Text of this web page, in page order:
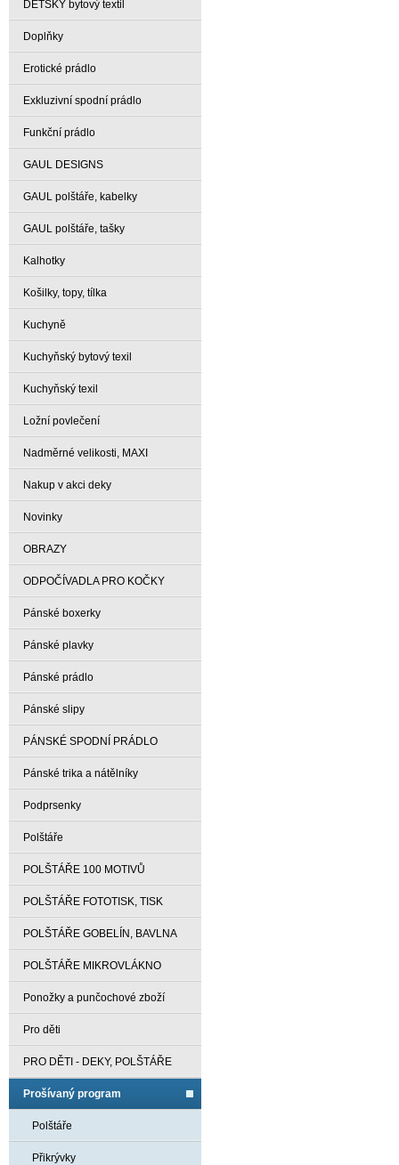
DĚTSKÝ bytový textil
Doplňky
Erotické prádlo
Exkluzivní spodní prádlo
Funkční prádlo
GAUL DESIGNS
GAUL polštáře, kabelky
GAUL polštáře, tašky
Kalhotky
Košilky, topy, tílka
Kuchyně
Kuchyňský bytový texil
Kuchyňský texil
Ložní povlečení
Nadměrné velikosti, MAXI
Nakup v akci deky
Novinky
OBRAZY
ODPOČÍVADLA PRO KOČKY
Pánské boxerky
Pánské plavky
Pánské prádlo
Pánské slipy
PÁNSKÉ SPODNÍ PRÁDLO
Pánské trika a nátělníky
Podprsenky
Polštáře
POLŠTÁŘE 100 MOTIVŮ
POLŠTÁŘE FOTOTISK, TISK
POLŠTÁŘE GOBELÍN, BAVLNA
POLŠTÁŘE MIKROVLÁKNO
Ponožky a punčochové zboží
Pro děti
PRO DĚTI - DEKY, POLŠTÁŘE
Prošívaný program
Polštáře
Přikrývky